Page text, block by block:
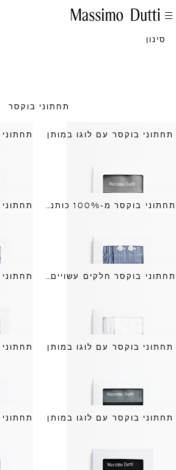
סינון
תחתוני בוקסר
תחתוני בוקסר עם לוגו במותן
תחתוני בוקסר מ-100% כותנה עם משבצות קטנות
תחתוני בוקסר חלקים עשויים 100% כותנה
תחתוני בוקסר עם לוגו במותן
תחתוני בוקסר עם לוגו במותן